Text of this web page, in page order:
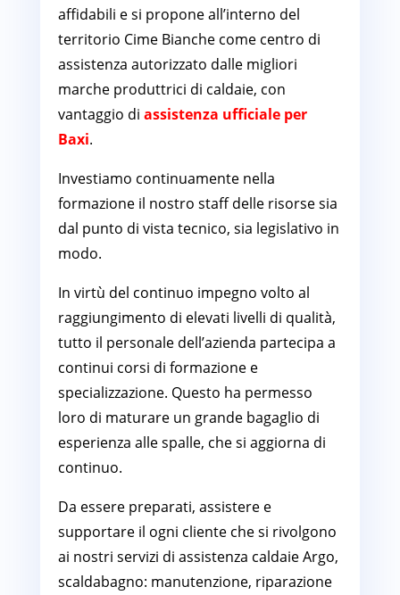
affidabili e si propone all’interno del
territorio Cime Bianche come centro di
assistenza autorizzato dalle migliori
marche produttrici di caldaie, con
vantaggio di assistenza ufficiale per
Baxi.
Investiamo continuamente nella
formazione il nostro staff delle risorse sia
dal punto di vista tecnico, sia legislativo in
modo.
In virtù del continuo impegno volto al
raggiungimento di elevati livelli di qualità,
tutto il personale dell’azienda partecipa a
continui corsi di formazione e
specializzazione. Questo ha permesso
loro di maturare un grande bagaglio di
esperienza alle spalle, che si aggiorna di
continuo.
Da essere preparati, assistere e
supportare il ogni cliente che si rivolgono
ai nostri servizi di assistenza caldaie Argo,
scaldabagno: manutenzione, riparazione